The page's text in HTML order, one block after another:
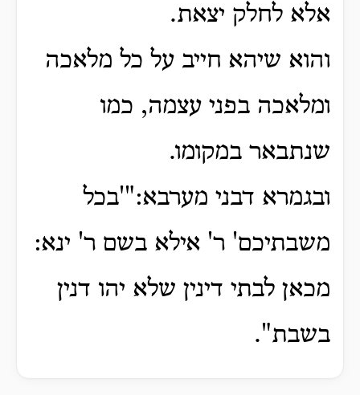
אלא לחלק יצאת.
והוא שיהא חייב על כל מלאכה
ומלאכה בפני עצמה, כמו
שנתבאר במקומו.
ובגמרא דבני מערבא:"'בכל
משבתיכם' ר' אילא בשם ר' ינא:
מכאן לבתי דינין שלא יהו דנין
בשבת".